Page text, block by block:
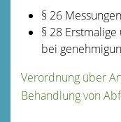
§ 26
§ 28
bei
Verordnung über
Behandlung von